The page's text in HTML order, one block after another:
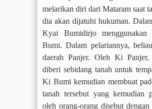
melarikan diri dari Mataram saat
dia akan dijatuhi hukuman.
Kyai Bumidirjo
Bumi. Dalam pelariannya,
daerah Panjer. Oleh Ki
diberi sebidang tanah untuk
Ki Bumi kemudian membuat
tanah tersebut yang kemudian
oleh orang-orang disebut